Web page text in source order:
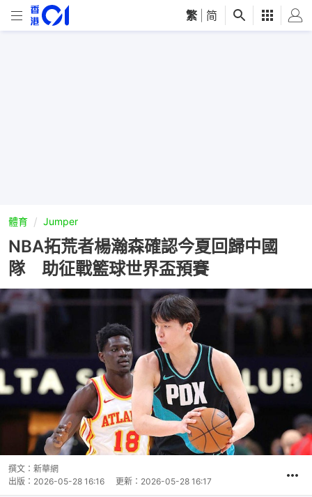
繁 简
體育 Jumper
NBA拓荒者楊瀚森確認今夏回歸中國
隊 助征戰籃球世界盃預賽
撰文： 新華網
出版： 2026-05-28 16:16 更新： 2026-05-28 16:17